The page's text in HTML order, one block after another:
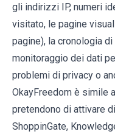
gli indirizzi IP, numeri
visitato, le pagine
pagine), la cronologia
monitoraggio dei dati
problemi di privacy o
OkayFreedom è simile
pretendono di attivare
ShoppinGate,